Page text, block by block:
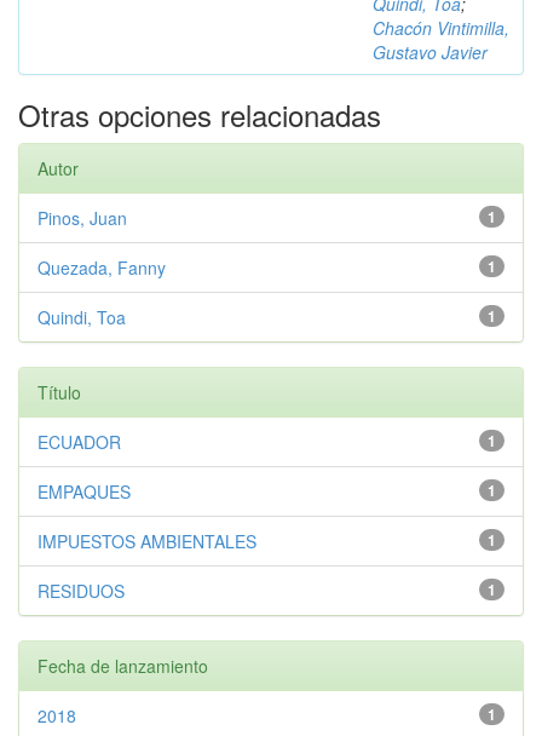
Chacón Vintimilla,
Gustavo Javier
Otras opciones relacionadas
Autor
1
Pinos, Juan
1
Quezada, Fanny
1
Quindi, Toa
Título
1
ECUADOR
1
EMPAQUES
1
IMPUESTOS AMBIENTALES
1
RESIDUOS
Fecha de lanzamiento
1
2018